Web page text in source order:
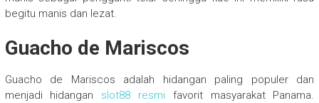
begitu manis dan lezat.
Guacho de Mariscos
Guacho de Mariscos adalah hidangan paling populer dan
menjadi hidangan slot88 resmi favorit masyarakat Panama.